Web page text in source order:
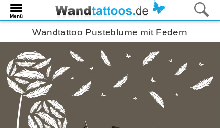
Menü
Wandtattoo Pusteblume mit Federn